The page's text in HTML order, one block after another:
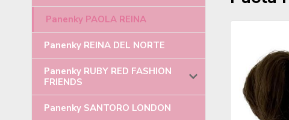
Panenky PAOLA REINA
Panenky REINA DEL NORTE
Panenky RUBY RED FASHION
FRIENDS
Panenky SANTORO LONDON